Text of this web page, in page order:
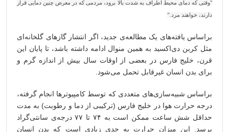
"وقتی که دمای محیط اطراف به شدت بالا برود، مردمی که در معرض چنین دمایی قرار
دارند، خواهند مرد.”
براساس یافته‌های یک مطالعه‌ی جدید، اگر انتشار گازهای گلخانه‌ای
مثل کربن دی‌اکسید به همین منوال ادامه داشته باشد، تا پایان این
قرن، خلیج فارس در بعضی از اوقات سال بیش از اندازه گرم و
برای بدن انسان غیرقابل تحمل می‌شود.
براساس شبیه‌سازی‌های متعددی که توسط کامپیوترها انجام گرفته،
درجه حرارت هوا در خلیج فارس (ترکیبی از دما و رطوبت) به مدت
حداقل شش ساعت ممکن است به ۷۴ تا ۷۷ درجه‌ی سانتی‌گراد
برسد. این میزان حرارت به حدی زیادی است که بدن انسان